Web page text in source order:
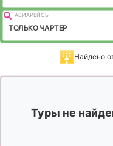
АВИАРЕЙСЫ
ТОЛЬКО ЧАРТЕР
Найдено
Туры не